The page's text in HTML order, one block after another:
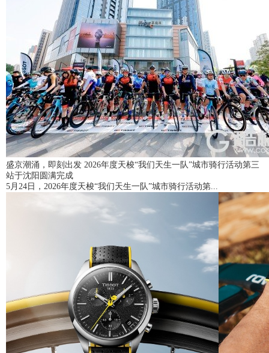
盛京潮涌，即刻出发 2026年度天梭“我们天生一队”城市骑行活动第三
站于沈阳圆满完成
5月24日，2026年度天梭“我们天生一队”城市骑行活动第...